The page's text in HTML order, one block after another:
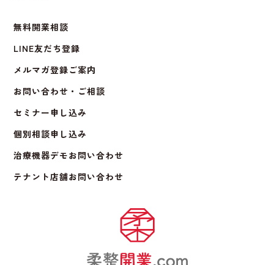
無料開業相談
LINE友だち登録
メルマガ登録ご案内
お問い合わせ・ご相談
セミナー申し込み
個別相談申し込み
治療機器デモお問い合わせ
テナント店舗お問い合わせ